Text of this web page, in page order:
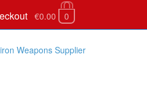
€0.00 0
Weapons Supplier